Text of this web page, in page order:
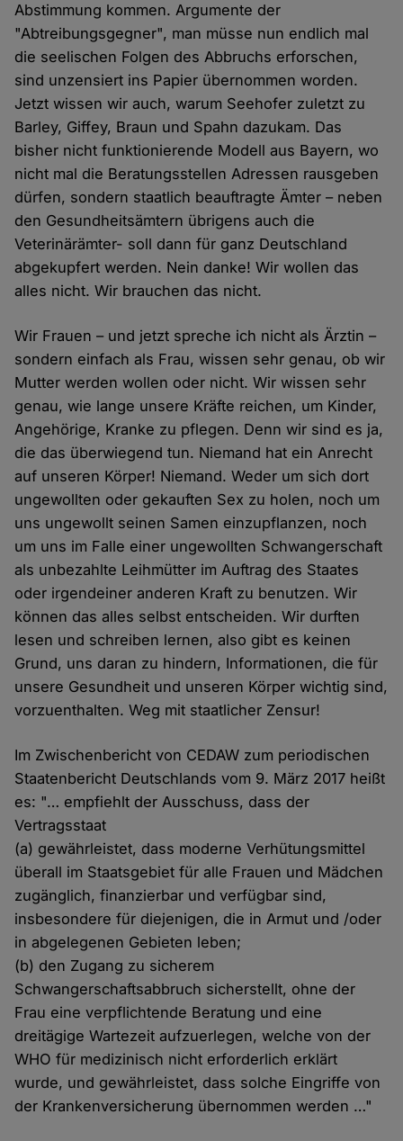
Abstimmung kommen. Argumente der
"Abtreibungsgegner", man müsse nun endlich mal
die seelischen Folgen des Abbruchs erforschen,
sind unzensiert ins Papier übernommen worden.
Jetzt wissen wir auch, warum Seehofer zuletzt zu
Barley, Giffey, Braun und Spahn dazukam. Das
bisher nicht funktionierende Modell aus Bayern, wo
nicht mal die Beratungsstellen Adressen rausgeben
dürfen, sondern staatlich beauftragte Ämter – neben
den Gesundheitsämtern übrigens auch die
Veterinärämter- soll dann für ganz Deutschland
abgekupfert werden. Nein danke! Wir wollen das
alles nicht. Wir brauchen das nicht.
Wir Frauen – und jetzt spreche ich nicht als Ärztin –
sondern einfach als Frau, wissen sehr genau, ob wir
Mutter werden wollen oder nicht. Wir wissen sehr
genau, wie lange unsere Kräfte reichen, um Kinder,
Angehörige, Kranke zu pflegen. Denn wir sind es ja,
die das überwiegend tun. Niemand hat ein Anrecht
auf unseren Körper! Niemand. Weder um sich dort
ungewollten oder gekauften Sex zu holen, noch um
uns ungewollt seinen Samen einzupflanzen, noch
um uns im Falle einer ungewollten Schwangerschaft
als unbezahlte Leihmütter im Auftrag des Staates
oder irgendeiner anderen Kraft zu benutzen. Wir
können das alles selbst entscheiden. Wir durften
lesen und schreiben lernen, also gibt es keinen
Grund, uns daran zu hindern, Informationen, die für
unsere Gesundheit und unseren Körper wichtig sind,
vorzuenthalten. Weg mit staatlicher Zensur!
Im Zwischenbericht von CEDAW zum periodischen
Staatenbericht Deutschlands vom 9. März 2017 heißt
es: "… empfiehlt der Ausschuss, dass der
Vertragsstaat
(a) gewährleistet, dass moderne Verhütungsmittel
überall im Staatsgebiet für alle Frauen und Mädchen
zugänglich, finanzierbar und verfügbar sind,
insbesondere für diejenigen, die in Armut und /oder
in abgelegenen Gebieten leben;
(b) den Zugang zu sicherem
Schwangerschaftsabbruch sicherstellt, ohne der
Frau eine verpflichtende Beratung und eine
dreitägige Wartezeit aufzuerlegen, welche von der
WHO für medizinisch nicht erforderlich erklärt
wurde, und gewährleistet, dass solche Eingriffe von
der Krankenversicherung übernommen werden …"